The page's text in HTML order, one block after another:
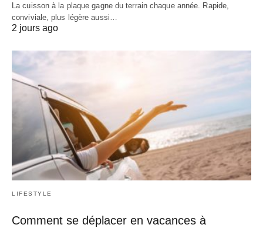
La cuisson à la plaque gagne du terrain chaque année. Rapide,
conviviale, plus légère aussi…
2 jours ago
LIFESTYLE
Comment se déplacer en vacances à